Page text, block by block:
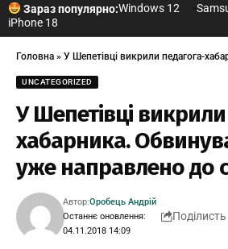
Зараз популярно:Windows 12
iPhone 18
Головна » У Шепетівці викрили педагога-хабарника.
UNCATEGORIZED
У Шепетівці
хабарника.
уже направлено до
Останнє оновлення:
04.11.2018 14:09
Автор:Оробець Андрій
Поділисть